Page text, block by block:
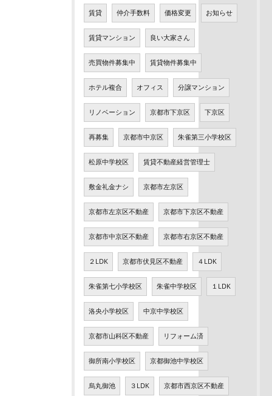
賃貸 仲介手数料 価格変更 お知らせ
賃貸マンション 良い大家さん
売買物件募集中 賃貸物件募集中
ホテル複合 オフィス 分譲マンション
リノベーション 京都市下京区 下京区
再募集 京都市中京区 朱雀第三小学校区
松原中学校区 賃貸不動産経営管理士
敷金礼金ナシ 京都市左京区
京都市左京区不動産 京都市下京区不動産
京都市中京区不動産 京都市右京区不動産
２LDK 京都市伏見区不動産 ４LDK
朱雀第七小学校区 朱雀中学校区 １LDK
洛央小学校区 中京中学校区
京都市山科区不動産 リフォーム済
御所南小学校区 京都御池中学校区
烏丸御池 ３LDK 京都市西京区不動産